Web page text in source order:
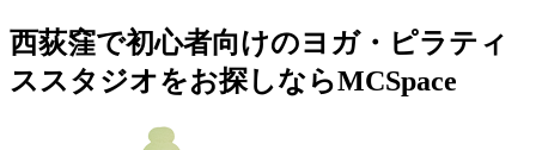
西荻窪で初心者向けのヨガ・ピラティ
ススタジオをお探しならMCSpace